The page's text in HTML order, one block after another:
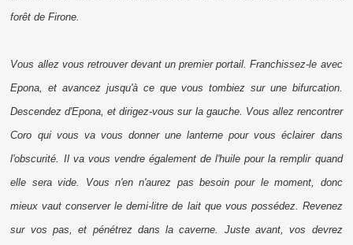
forêt de Firone.
Vous allez vous retrouver devant un premier portail. Franchissez-le avec
Epona, et avancez jusqu'à ce que vous tombiez sur une bifurcation.
Descendez d'Epona, et dirigez-vous sur la gauche. Vous allez rencontrer
Coro qui vous va vous donner une lanterne pour vous éclairer dans
l'obscurité. Il va vous vendre également de l'huile pour la remplir quand
elle sera vide. Vous n'en n'aurez pas besoin pour le moment, donc
mieux vaut conserver le demi-litre de lait que vous possédez. Revenez
sur vos pas, et pénétrez dans la caverne. Juste avant, vos devrez